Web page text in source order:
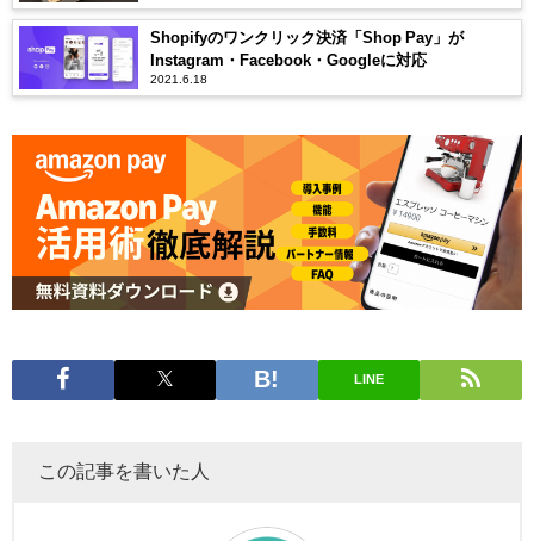
Shopifyのワンクリック決済「Shop Pay」が
Instagram・Facebook・Googleに対応
2021.6.18
LINE
この記事を書いた人